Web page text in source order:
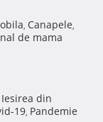
, Canapele,
de mama
Iesirea din
19, Pandemie